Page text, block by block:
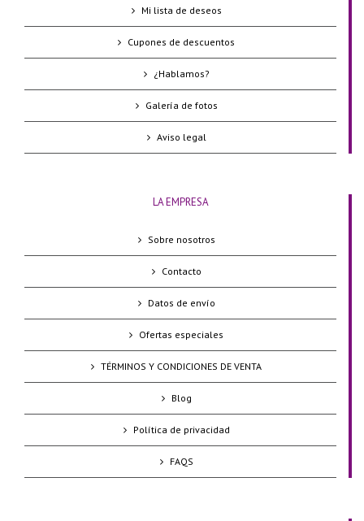
Mi lista de deseos
Cupones de descuentos
¿Hablamos?
Galería de fotos
Aviso legal
LA EMPRESA
Sobre nosotros
Contacto
Datos de envío
Ofertas especiales
TÉRMINOS Y CONDICIONES DE VENTA
Blog
Política de privacidad
FAQS